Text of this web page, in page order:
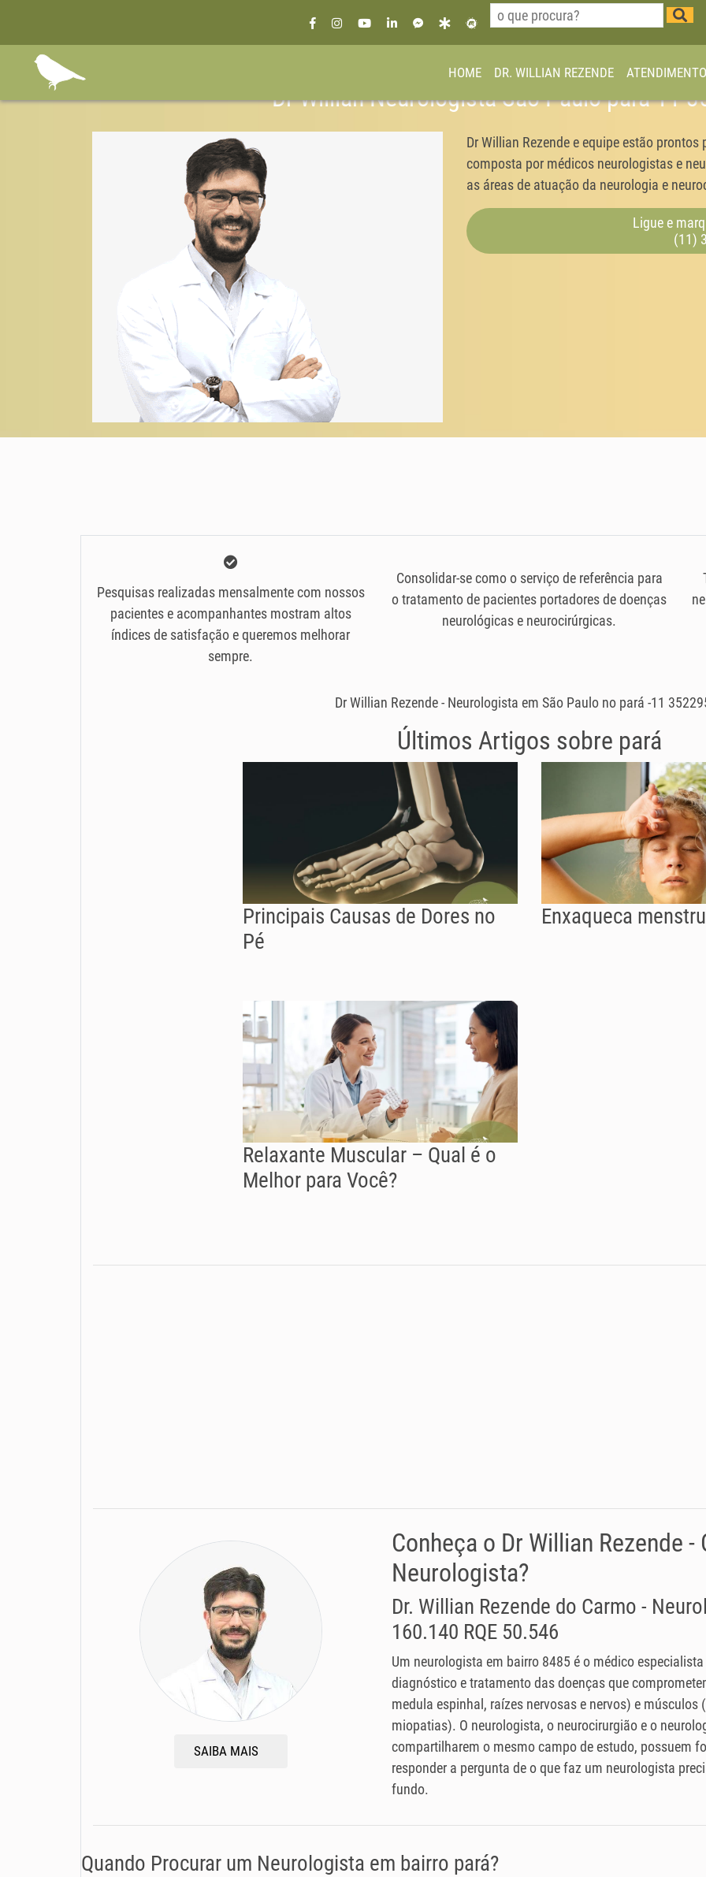
HOME DR. WILLIAN REZENDE ATENDIMENTO
Dr Willian Neurologista São Paulo pará 11
Dr Willian Rezende e equipe estão
composta por médicos neurologistas e
as áreas de atuação da neurologia e
Ligue e
(11)
Pesquisas realizadas mensalmente com nossos
pacientes e acompanhantes mostram altos
índices de satisfação e queremos melhorar
sempre.
Consolidar-se como o serviço de referência para
o tratamento de pacientes portadores de doenças
neurológicas e neurocirúrgicas.
Dr Willian Rezende - Neurologista em São Paulo no pará -11
Últimos Artigos sobre pará
Principais Causas de Dores no
Pé
Enxaqueca
Relaxante Muscular – Qual é o
Melhor para Você?
SAIBA MAIS
Conheça o Dr Willian Rezende -
Neurologista?
Dr. Willian Rezende do Carmo -
160.140 RQE 50.546
Um neurologista em bairro 8485 é o médico
diagnóstico e tratamento das doenças que
medula espinhal, raízes nervosas e nervos) e músculos
miopatias). O neurologista, o neurocirurgião e o
compartilharem o mesmo campo de estudo, possuem
responder a pergunta de o que faz um neurologista
fundo.
Quando Procurar um Neurologista em bairro pará?